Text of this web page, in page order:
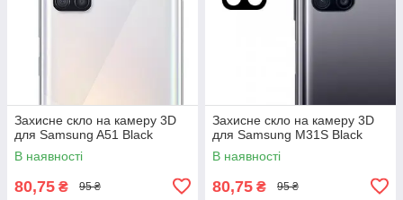
Захисне скло на камеру 3D
для Samsung A51 Black
В наявності
80,75 ₴ 95 ₴
Захисне скло на камеру 3D
для Samsung M31S Black
В наявності
80,75 ₴ 95 ₴